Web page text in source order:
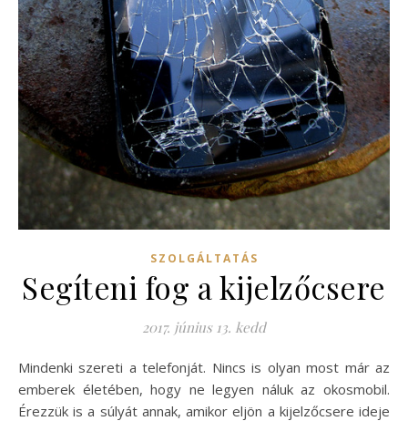
SZOLGÁLTATÁS
Segíteni fog a kijelzőcsere
2017. június 13. kedd
Mindenki szereti a telefonját. Nincs is olyan most már az
emberek életében, hogy ne legyen náluk az okosmobil.
Érezzük is a súlyát annak, amikor eljön a kijelzőcsere ideje